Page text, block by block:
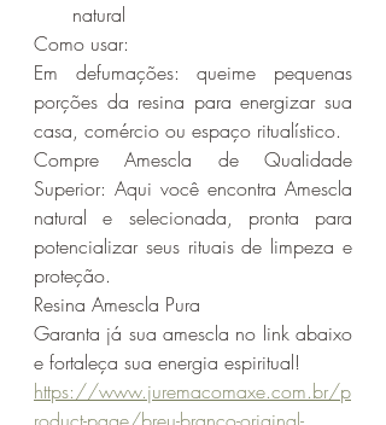
natural
Como usar:
Em defumações: queime pequenas
porções da resina para energizar sua
casa, comércio ou espaço ritualístico.
Compre Amescla de Qualidade
Superior: Aqui você encontra Amescla
natural e selecionada, pronta para
potencializar seus rituais de limpeza e
proteção.
Resina Amescla Pura
Garanta já sua amescla no link abaixo
e fortaleça sua energia espiritual!
https://www.juremacomaxe.com.br/p